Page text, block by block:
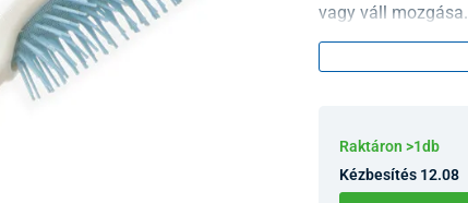
vagy váll mozgása.
Raktáron >1db
Kézbesítés 12.08